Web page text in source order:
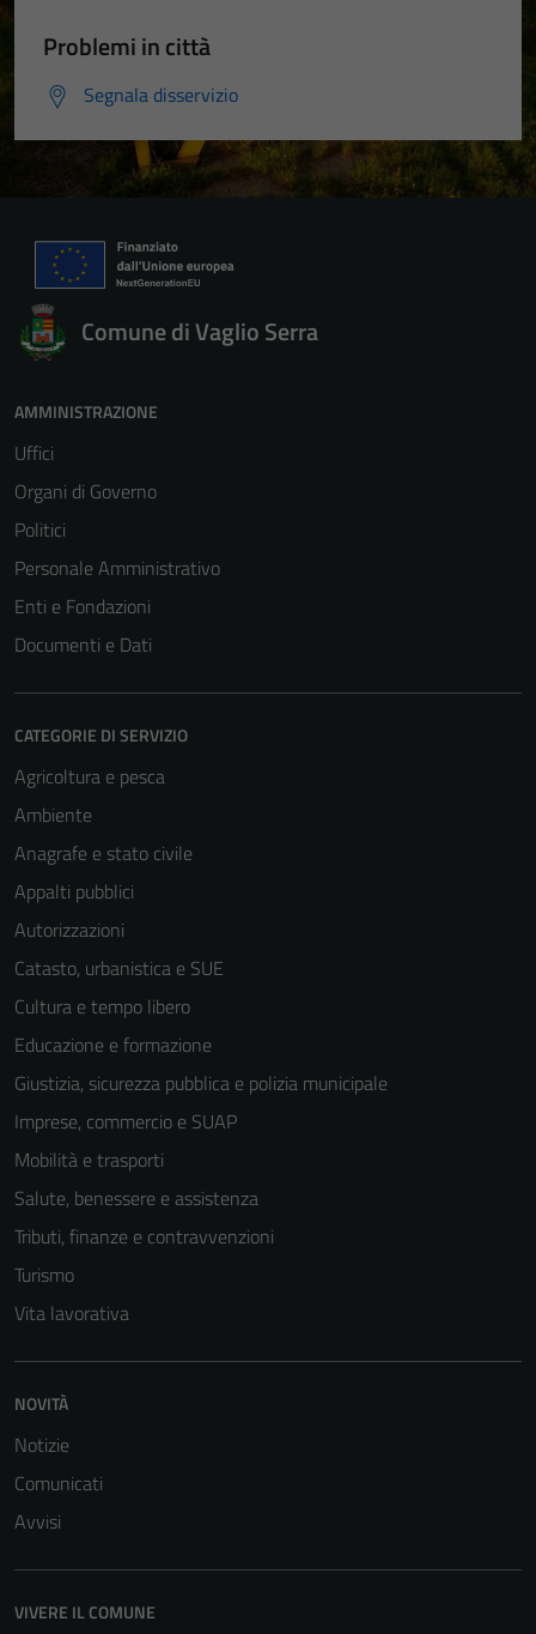
Problemi in città
Segnala disservizio
Comune di Vaglio Serra
AMMINISTRAZIONE
Uffici
Organi di Governo
Politici
Personale Amministrativo
Enti e Fondazioni
Documenti e Dati
CATEGORIE DI SERVIZIO
Agricoltura e pesca
Ambiente
Anagrafe e stato civile
Appalti pubblici
Autorizzazioni
Catasto, urbanistica e SUE
Cultura e tempo libero
Educazione e formazione
Giustizia, sicurezza pubblica e polizia municipale
Imprese, commercio e SUAP
Mobilità e trasporti
Salute, benessere e assistenza
Tributi, finanze e contravvenzioni
Turismo
Vita lavorativa
NOVITÀ
Notizie
Comunicati
Avvisi
VIVERE IL COMUNE